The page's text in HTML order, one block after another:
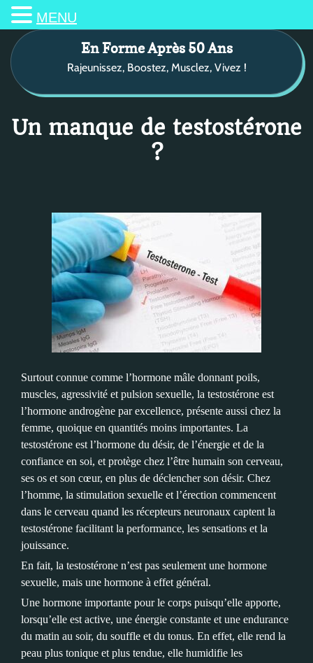
En Forme Après 50 Ans
Rajeunissez, Boostez, Musclez, Vivez !
Un manque de testostérone
?
Surtout connue comme l’hormone mâle donnant poils,
muscles, agressivité et pulsion sexuelle, la testostérone est
l’hormone androgène par excellence, présente aussi chez la
femme, quoique en quantités moins importantes. La
testostérone est l’hormone du désir, de l’énergie et de la
confiance en soi, et protège chez l’être humain son cerveau,
ses os et son cœur, en plus de déclencher son désir. Chez
l’homme, la stimulation sexuelle et l’érection commencent
dans le cerveau quand les récepteurs neuronaux captent la
testostérone facilitant la performance, les sensations et la
jouissance.
En fait, la testostérone n’est pas seulement une hormone
sexuelle, mais une hormone à effet général.
Une hormone importante pour le corps puisqu’elle apporte,
lorsqu’elle est active, une énergie constante et une endurance
du matin au soir, du souffle et du tonus. En effet, elle rend la
peau plus tonique et plus tendue, elle humidifie les
MENU